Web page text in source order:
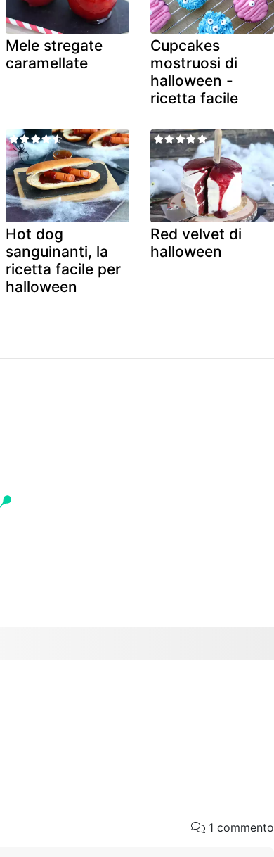
Mele stregate
caramellate
Cupcakes
mostruosi di
halloween -
ricetta facile
Hot dog
sanguinanti, la
ricetta facile per
halloween
Red velvet di
halloween
1 commento